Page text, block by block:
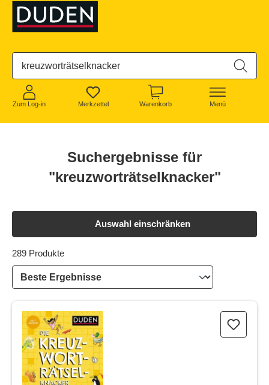
springen
Zum Log-in Merkzettel Warenkorb Menü
Suchergebnisse für
"kreuzworträtselknacker"
Auswahl einschränken
289 Produkte
32 von 289 Produkten werden angezeigt
289 Produkte
Kreuzworträtselknacker – ab 7 Jahren (Band 11)